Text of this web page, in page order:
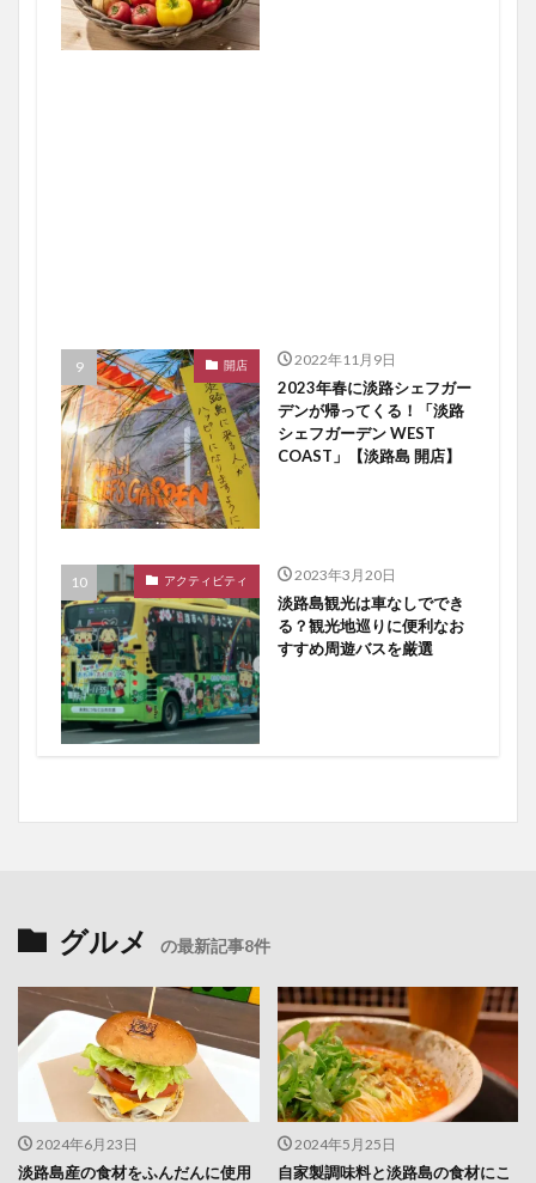
開店 2022年11月9日
2023年春に淡路シェフガー
デンが帰ってくる！「淡路
シェフガーデン WEST
COAST」【淡路島 開店】
アクティビティ 2023年3月20日
淡路島観光は車なしででき
る？観光地巡りに便利なお
すすめ周遊バスを厳選
グルメ の最新記事8件
2024年6月23日
淡路島産の食材をふんだんに使用
2024年5月25日
自家製調味料と淡路島の食材にこ